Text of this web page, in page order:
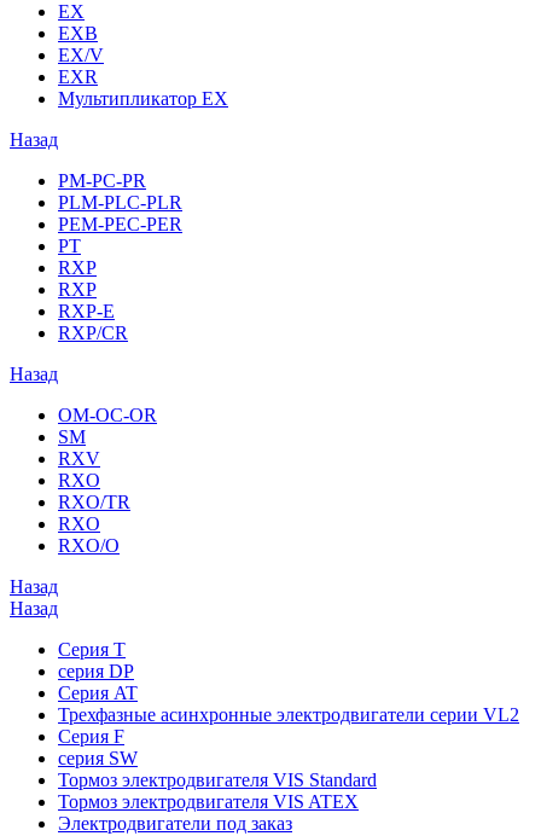
EX
EXB
EX/V
EXR
Мультипликатор EX
Назад
PM-PC-PR
PLM-PLC-PLR
PEM-PEC-PER
PT
RXP
RXP
RXP-E
RXP/CR
Назад
OM-OC-OR
SM
RXV
RXO
RXO/TR
RXO
RXO/O
Назад
Назад
Серия T
серия DP
Серия AT
Трехфазные асинхронные электродвигатели серии VL2
Серия F
серия SW
Тормоз электродвигателя VIS Standard
Тормоз электродвигателя VIS ATEX
Электродвигатели под заказ